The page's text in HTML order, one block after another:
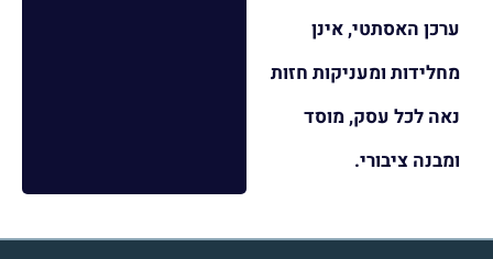
ערכן האסתטי, אינן
מחלידות ומעניקות חזות
נאה לכל עסק, מוסד
ומבנה ציבורי.